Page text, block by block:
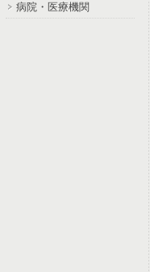
病院・医療機関